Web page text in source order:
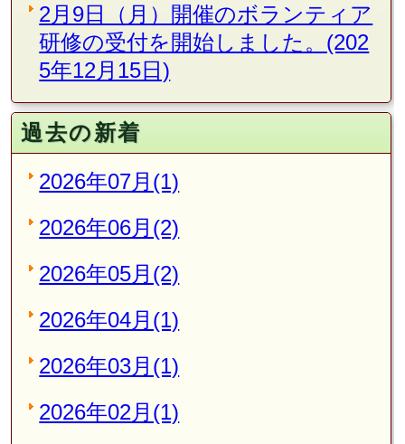
2月9日（月）開催のボランティア
研修の受付を開始しました。(202
5年12月15日)
過去の新着
2026年07月(1)
2026年06月(2)
2026年05月(2)
2026年04月(1)
2026年03月(1)
2026年02月(1)